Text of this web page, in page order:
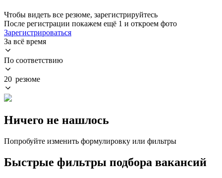
Чтобы видеть все резюме, зарегистрируйтесь
После регистрации покажем ещё 1 и откроем фото
Зарегистрироваться
За всё время
По соответствию
20 резюме
Ничего не нашлось
Попробуйте изменить формулировку или фильтры
Быстрые фильтры подбора вакансий